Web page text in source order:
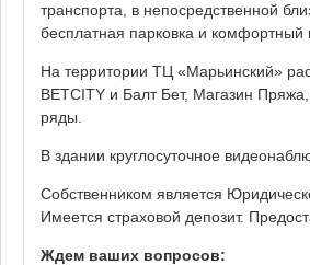
транспорта, в непосредственной
бесплатная парковка и комфортный
На территории ТЦ «Марьинский»
BETCITY и Балт Бет, Магазин
ряды.
В здании круглосуточное
Собственником является
Имеется страховой депозит.
Ждем ваших вопросов: